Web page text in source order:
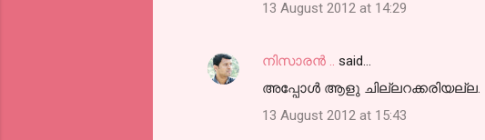
13 August 2012 at 14:29
നിസാരന്‍ .. said…
അപ്പോള്‍ ആളു ചില്ലറക്കരിയല്ല.
13 August 2012 at 15:43